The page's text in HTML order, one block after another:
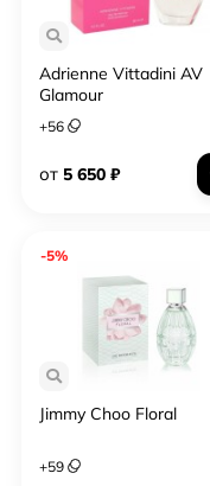
Adrienne Vittadini AV
Glamour
+56
от 5 650 ₽
-5%
Jimmy Choo Floral
+59